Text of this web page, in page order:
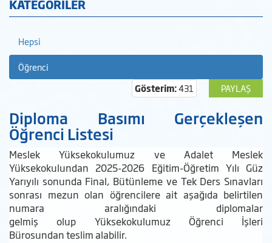
KATEGORİLER
Hepsi
Öğrenci
PAYLAŞ
Gösterim:431
Diploma Basımı Gerçekleşen
Öğrenci Listesi
Meslek Yüksekokulumuz ve Adalet Meslek
Yüksekokulundan 2025-2026 Eğitim-Öğretim Yılı Güz
Yarıyılı sonunda Final, Bütünleme ve Tek Ders Sınavları
sonrası mezun olan öğrencilere ait aşağıda belirtilen
numara aralığındaki diplomalar
gelmiş olup Yüksekokulumuz Öğrenci İşleri
Bürosundan teslim alabilir.